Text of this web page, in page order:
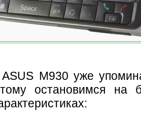
M930 уже
остановимся на